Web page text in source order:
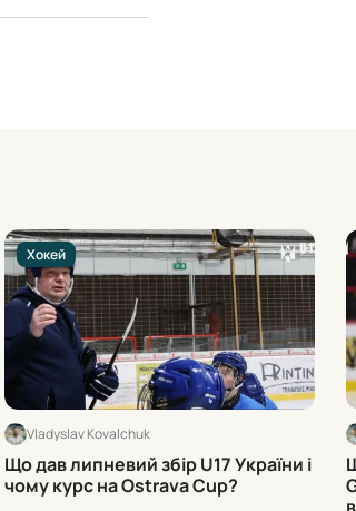
Хокей
Vladyslav Kovalchuk
Що дав липневий збір U17 України і
чому курс на Ostrava Cup?